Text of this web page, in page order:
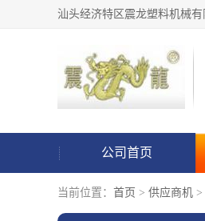
公司首页
当前位置： 首页 > 供应商机 >